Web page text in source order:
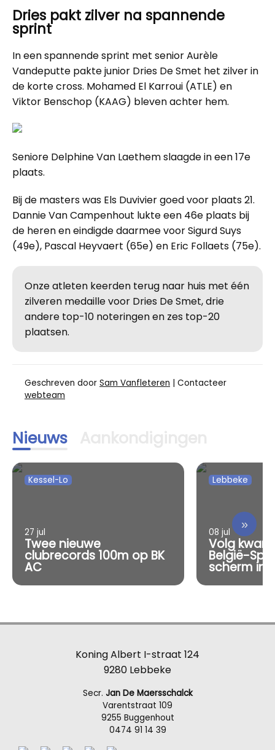
Dries pakt zilver na spannende
sprint
In een spannende sprint met senior Aurèle
Vandeputte pakte junior Dries De Smet het zilver in
de korte cross. Mohamed El Karroui (ATLE) en
Viktor Benschop (KAAG) bleven achter hem.
Seniore Delphine Van Laethem slaagde in een 17e
plaats.
Bij de masters was Els Duvivier goed voor plaats 21.
Dannie Van Campenhout lukte een 46e plaats bij
de heren en eindigde daarmee voor Sigurd Suys
(49e), Pascal Heyvaert (65e) en Eric Follaets (75e).
Onze atleten keerden terug naar huis met één
zilveren medaille voor Dries De Smet, drie
andere top-10 noteringen en zes top-20
plaatsen.
Geschreven door Sam Vanfleteren | Contacteer
webteam
Nieuws
Kessel-Lo
27 jul
Twee nieuwe
clubrecords 100m op BK
AC
Lebbeke
08 jul
Volg
België-
scherm in
»
Koning Albert I-straat 124
9280 Lebbeke
Secr. Jan De Maersschalck
Varentstraat 109
9255 Buggenhout
0474 91 14 39